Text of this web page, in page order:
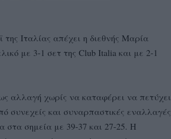
Ιταλίας απέχει η διεθνής Μαρία
με 3-1 σετ της Club Italia και με 2-1
αλλαγή χωρίς να καταφέρει να πετύχει
συνεχείς και συναρπαστικές εναλλαγές
σημεία με 39-37 και 27-25. Η